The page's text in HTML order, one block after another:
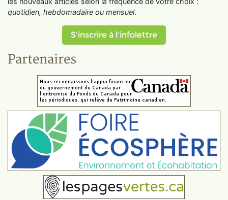
quotidien, hebdomadaire ou mensuel.
S'inscrire à l'infolettre
Partenaires